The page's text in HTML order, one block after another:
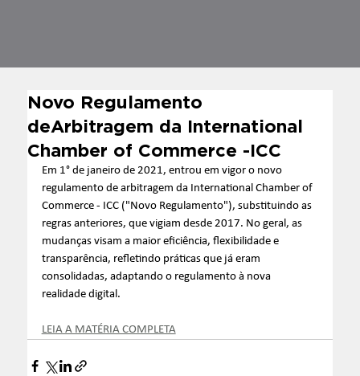
Novo Regulamento
deArbitragem da International
Chamber of Commerce -ICC
Em 1° de janeiro de 2021, entrou em vigor o novo
regulamento de arbitragem da International Chamber of
Commerce - ICC ("Novo Regulamento"), substituindo as
regras anteriores, que vigiam desde 2017. No geral, as
mudanças visam a maior eficiência, flexibilidade e
transparência, refletindo práticas que já eram
consolidadas, adaptando o regulamento à nova
realidade digital.
LEIA A MATÉRIA COMPLETA